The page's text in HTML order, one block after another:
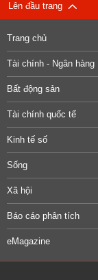
Lên đầu trang
Trang chủ
Tài chính - Ngân hàng
Bất động sản
Tài chính quốc tế
Kinh tế số
Sống
Xã hội
Báo cáo phân tích
eMagazine